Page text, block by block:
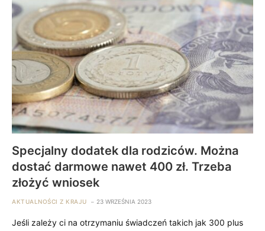
Specjalny dodatek dla rodziców. Można
dostać darmowe nawet 400 zł. Trzeba
złożyć wniosek
AKTUALNOŚCI Z KRAJU 23 WRZEŚNIA 2023
Jeśli zależy ci na otrzymaniu świadczeń takich jak 300 plus